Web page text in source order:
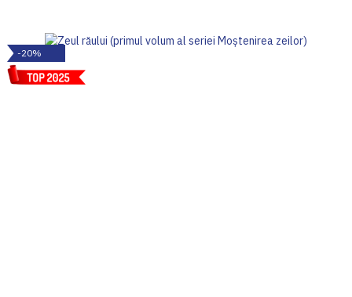
-20%